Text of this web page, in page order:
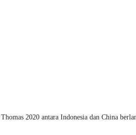
2020 antara Indonesia dan China